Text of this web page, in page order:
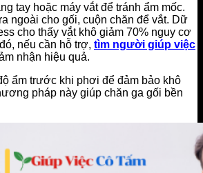
tay hoặc máy vắt để tránh ẩm mốc.
ngoài cho gối, cuộn chăn để vắt. Dữ
cho thấy vắt khô giảm 70% nguy cơ
nếu cần hỗ trợ, tìm người giúp việc
nhận hiệu quả.
ẩm trước khi phơi để đảm bảo khô
pháp này giúp chăn ga gối bền